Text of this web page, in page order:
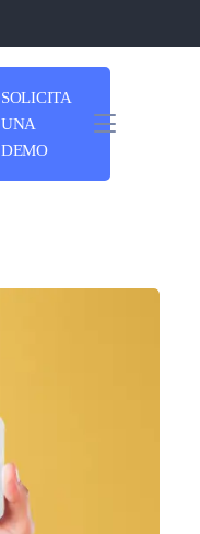
SOLICITA
UNA
DEMO